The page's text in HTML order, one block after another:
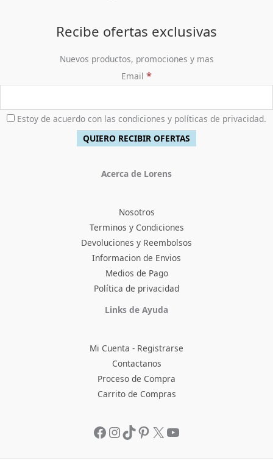
Recibe ofertas exclusivas
Nuevos productos, promociones y mas
Email *
Estoy de acuerdo con las condiciones y políticas de privacidad.
Acerca de Lorens
Nosotros
Terminos y Condiciones
Devoluciones y Reembolsos
Informacion de Envios
Medios de Pago
Política de privacidad
Links de Ayuda
Mi Cuenta - Registrarse
Contactanos
Proceso de Compra
Carrito de Compras
Facebook
Instagram
TikTokPinterest